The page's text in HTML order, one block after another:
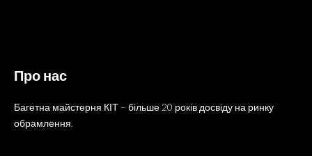
Про нас
Багетна майстерня КІТ – більше 20 років досвіду на ринку
обрамлення.